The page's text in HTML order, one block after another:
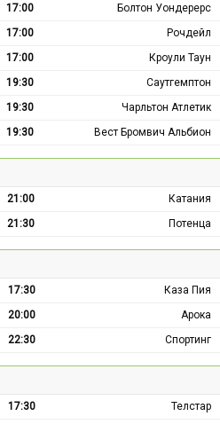
17:00
Болтон Уондерерс
17:00
Рочдейл
17:00
Кроули Таун
19:30
Саутгемптон
19:30
Чарльтон Атлетик
19:30 Вест Бромвич Альбион
21:00
Катания
21:30 Потенца
17:30
Каза Пия
20:00
Арока
22:30 Спортинг
17:30 Телстар